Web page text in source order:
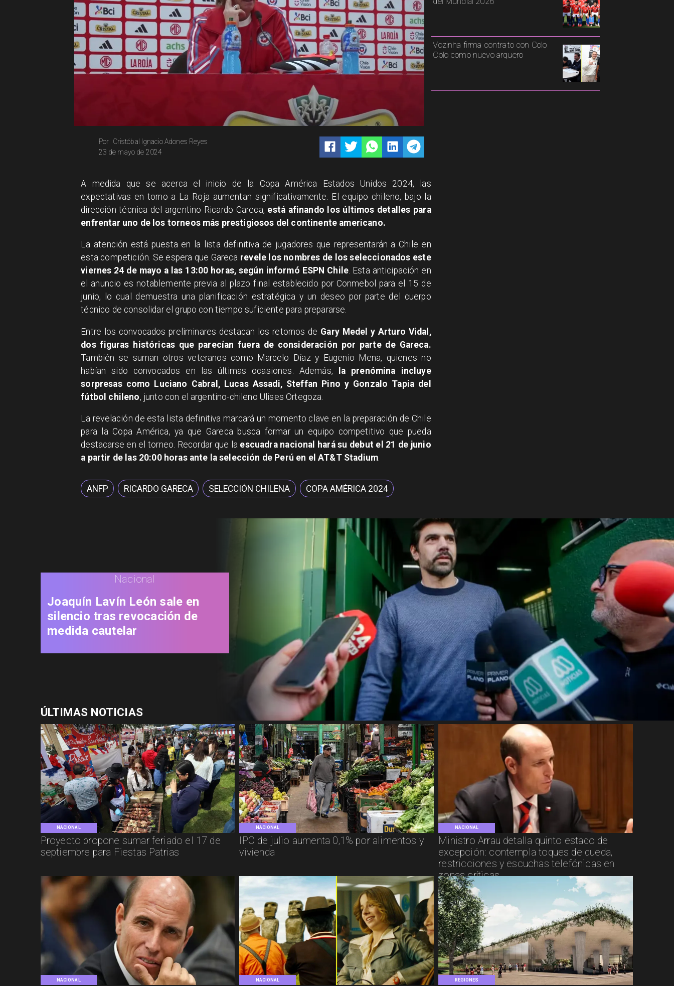
Cristóbal Ignacio Adones Reyes
Por
23 de mayo de 2024
Vozinha firma contrato con Colo
Colo como nuevo arquero
A medida que se acerca el inicio de la Copa América Estados Unidos 2024, las
expectativas en torno a La Roja aumentan significativamente. El equipo chileno, bajo la
dirección técnica del argentino Ricardo Gareca, está afinando los últimos detalles para
enfrentar uno de los torneos más prestigiosos del continente americano.
La atención está puesta en la lista definitiva de jugadores que representarán a Chile en
esta competición. Se espera que Gareca revele los nombres de los seleccionados este
viernes 24 de mayo a las 13:00 horas, según informó ESPN Chile. Esta anticipación en
el anuncio es notablemente previa al plazo final establecido por Conmebol para el 15 de
junio, lo cual demuestra una planificación estratégica y un deseo por parte del cuerpo
técnico de consolidar el grupo con tiempo suficiente para prepararse.
Entre los convocados preliminares destacan los retornos de Gary Medel y Arturo Vidal,
dos figuras históricas que parecían fuera de consideración por parte de Gareca.
También se suman otros veteranos como Marcelo Díaz y Eugenio Mena, quienes no
habían sido convocados en las últimas ocasiones. Además,
la prenómina incluye
sorpresas como Luciano Cabral, Lucas Assadi, Steffan Pino y Gonzalo Tapia del
fútbol chileno, junto con el argentino-chileno Ulises Ortegoza.
La revelación de esta lista definitiva marcará un momento clave en la preparación de Chile
para la Copa América, ya que Gareca busca formar un equipo competitivo que pueda
destacarse en el torneo. Recordar que la escuadra nacional hará su debut el 21 de junio
a partir de las 20:00 horas ante la selección de Perú en el AT&T Stadium.
ANFP RICARDO GARECA SELECCIÓN CHILENA COPA AMÉRICA 2024
NACIONAL
Proyecto propone sumar feriado el 17 de
septiembre para Fiestas Patrias
NACIONAL
IPC de julio aumenta 0,1% por alimentos y
vivienda
NACIONAL
Ministro Arrau detalla quinto estado de
excepción: contempla toques de queda,
restricciones y escuchas telefónicas en
zonas críticas
NACIONAL NACIONAL REGIONES
Nacional
Joaquín Lavín León sale en
silencio tras revocación de
medida cautelar
ÚLTIMAS NOTICIAS